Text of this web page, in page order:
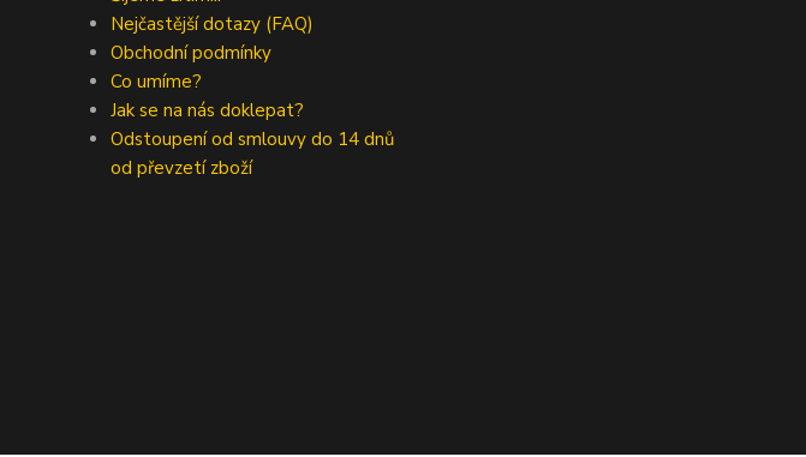
Nejčastější dotazy (FAQ)
Obchodní podmínky
Co umíme?
Jak se na nás doklepat?
Odstoupení od smlouvy do 14 dnů
od převzetí zboží